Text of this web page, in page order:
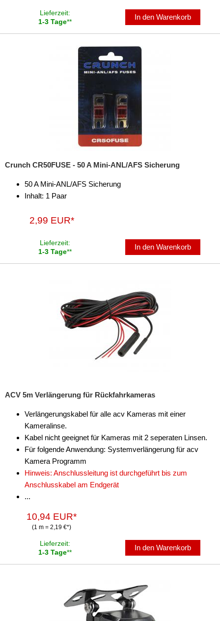
Lieferzeit:
1-3 Tage**
In den Warenkorb
Crunch CR50FUSE - 50 A Mini-ANL/AFS Sicherung
50 A Mini-ANL/AFS Sicherung
Inhalt: 1 Paar
2,99 EUR*
Lieferzeit:
1-3 Tage**
In den Warenkorb
ACV 5m Verlängerung für Rückfahrkameras
Verlängerungskabel für alle acv Kameras mit einer
Kameralinse.
Kabel nicht geeignet für Kameras mit 2 seperaten Linsen.
Für folgende Anwendung: Systemverlängerung für acv
Kamera Programm
Hinweis: Anschlussleitung ist durchgeführt bis zum
Anschlusskabel am Endgerät
...
10,94 EUR*
(1 m = 2,19 €*)
Lieferzeit:
1-3 Tage**
In den Warenkorb